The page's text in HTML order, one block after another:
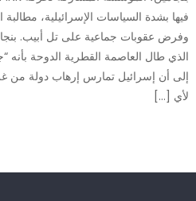
فيها بشدة السياسات الإسرائيلية، مطالبة
وفرض عقوبات جماعية على تل أبيب.
الذي طال العاصمة القطرية الدوحة بأنه
إلى أن إسرائيل تمارس إرهاب دولة من
لأي […]